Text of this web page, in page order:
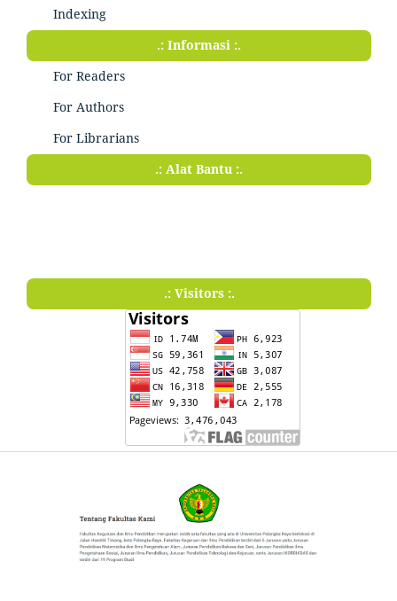
Indexing
.: Informasi :.
For Readers
For Authors
For Librarians
.: Alat Bantu :.
.: Visitors :.